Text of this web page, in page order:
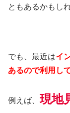
ともあるかもし
でも、最近はイ
あるので利用し
例えば、現地